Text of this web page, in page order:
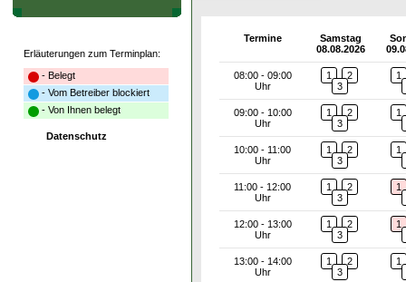
Erläuterungen zum Terminplan:
- Belegt
- Vom Betreiber blockiert
- Von Ihnen belegt
Datenschutz
Termine
Samstag
08.08.2026
08:00 - 09:00
Uhr
1
2
3
1
09:00 - 10:00
Uhr
1
2
3
1
10:00 - 11:00
Uhr
1
2
3
1
11:00 - 12:00
Uhr
1
2
3
1
12:00 - 13:00
Uhr
1
2
3
1
13:00 - 14:00
Uhr
1
2
3
1